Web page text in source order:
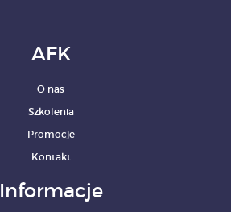
AFK
O nas
Szkolenia
Promocje
Kontakt
Informacje